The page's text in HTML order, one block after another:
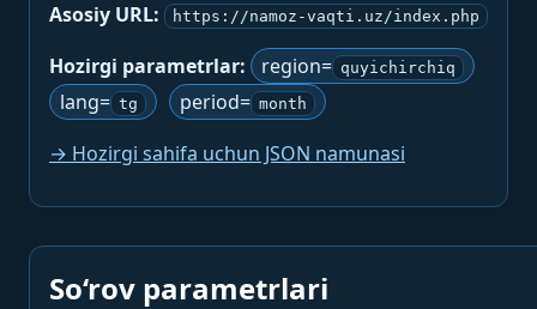
Asosiy URL:
https://namoz-vaqti.uz/index.php
Hozirgi parametrlar: region= quyichirchiq
lang= tg period= month
→ Hozirgi sahifa uchun JSON namunasi
So‘rov parametrlari